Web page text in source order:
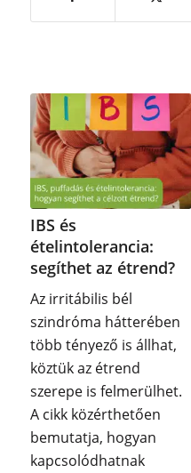
IBS és
ételintolerancia:
segíthet az étrend?
Az irritábilis bél
szindróma hátterében
több tényező is állhat,
köztük az étrend
szerepe is felmerülhet.
A cikk közérthetően
bemutatja, hogyan
kapcsolódhatnak